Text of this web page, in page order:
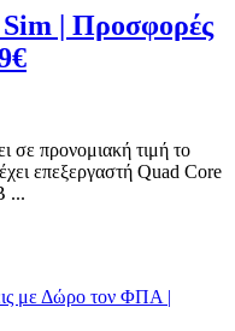
| Προσφορές
σε προνομιακή τιμή το
επεξεργαστή Quad Core
...